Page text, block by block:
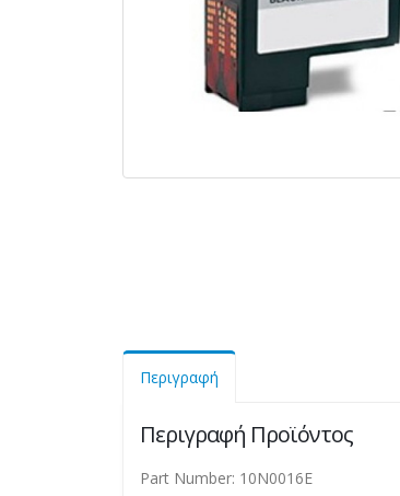
Περιγραφή
Περιγραφή Προϊόντος
Part Number: 10N0016E